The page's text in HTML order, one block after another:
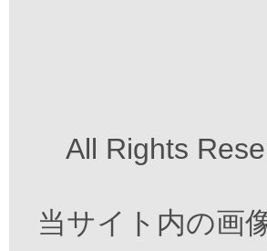
All Rights
当サイト内の画